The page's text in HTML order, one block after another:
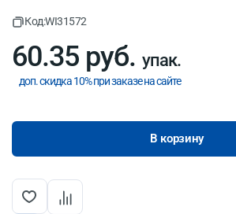
Код:WI31572
60.35 руб. упак.
доп. скидка 10% при заказе на сайте
В корзину